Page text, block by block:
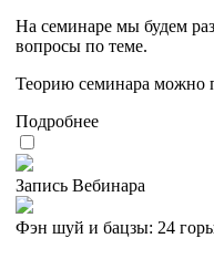
На семинаре мы будем
вопросы по теме.
Теорию семинара можно
Подробнее
Запись Вебинара
Фэн шуй и бацзы: 24